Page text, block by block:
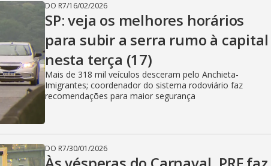
DO R7/16/02/2026
SP: veja os melhores horários
para subir a serra rumo à capital
nesta terça (17)
Mais de 318 mil veículos desceram pelo Anchieta-
Imigrantes; coordenador do sistema rodoviário faz
recomendações para maior segurança
DO R7/30/01/2026